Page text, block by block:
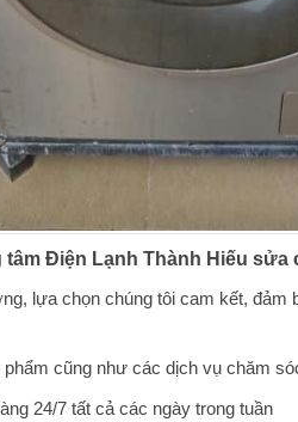
Điện Lạnh Thành Hiếu sửa
lựa chọn chúng tôi cam kết, đảm
cũng như các dịch vụ chăm
24/7 tất cả các ngày trong tuần